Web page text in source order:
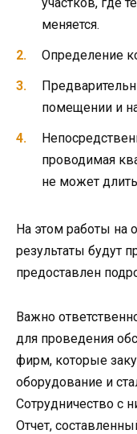
меняется.
Определение
помещении и
проводимая
не может
На этом работы на
результаты будут
предоставлен
Важно
для проведения
фирм, которые
оборудование и
Сотрудничество с
Отчет,